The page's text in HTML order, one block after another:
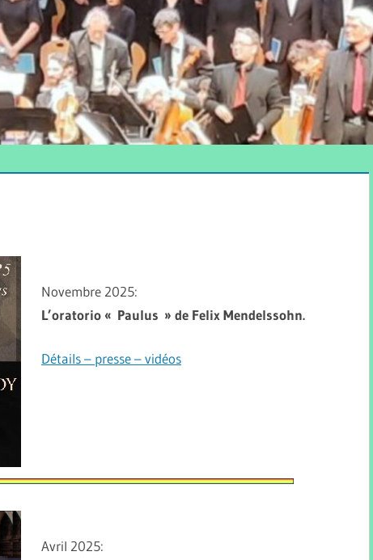
Novembre 2025:
L’oratorio « Paulus » de Felix Mendelssohn.
Détails – presse – vidéos
Avril 2025: